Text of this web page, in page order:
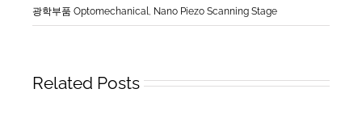
광학부품 Optomechanical Nano Piezo Scanning Stage
Related Posts